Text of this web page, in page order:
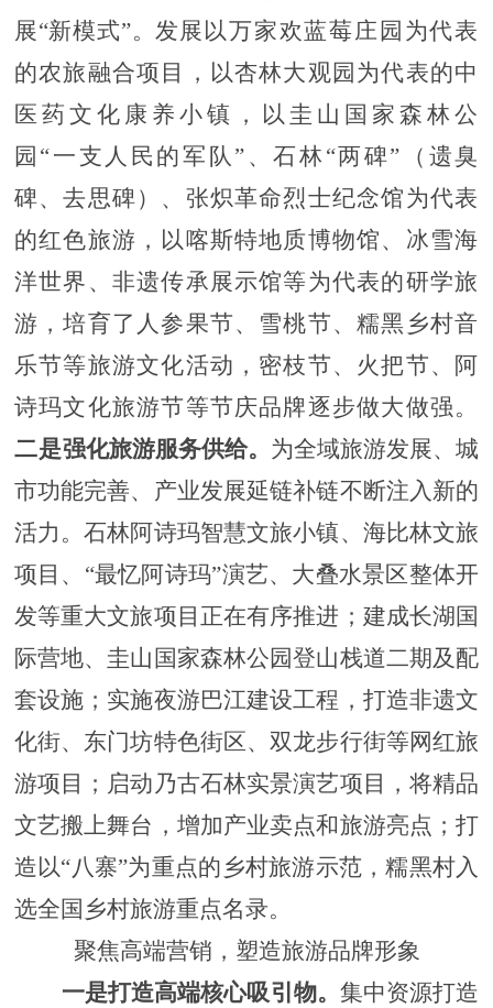
展“新模式”。发展 以万家欢蓝莓庄园为代表
的农旅融合项目，以杏林大观园为代表的中
医药文化康养小镇，以圭山 国家森林公
园 “一支人民的军队”、石林“两碑”（遗臭
碑、去思碑）、张炽革命烈士纪念馆为代表
的红色旅游，以喀斯特地质博物馆、冰雪海
洋世界、非遗传承展示馆等为代表的研学旅
游，培育了人参果节、雪桃节、糯黑乡村音
乐节等旅游文化活动，密枝节、火把节、阿
诗玛文化旅游节等节庆品牌逐步做大做强。
二是强化旅游服务供给。 为全域旅游发展、城
市功能完善、产业发展延链补链不断注入新的
活力 。石林阿诗玛智慧文旅小镇、海比林文旅
项目、 “最忆阿诗玛”演艺、大叠水景区整体开
发等重大文旅项目正在有序推进 ；建成长湖国
际营地、 圭山国家森林公园登山栈道二期及配
套设施 ； 实施夜游巴江建设工程， 打造非遗文
化街、东门坊特色街区、双龙步行街等网红旅
游项目； 启动乃古石林实景演艺项目，将精品
文艺搬上舞台，增加产业卖点和旅游亮点 ；打
造以“八寨”为重点的乡村旅游示范，糯黑村入
选全国乡村旅游重点名录。
聚焦高端营销，塑造旅游品牌形象
一是打造高端核心吸引物。 集中资源打造